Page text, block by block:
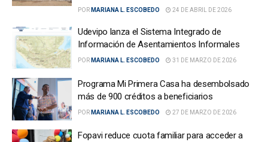
POR MARIANA L. ESCOBEDO 24 DE ABRIL DE 2026
Udevipo lanza el Sistema Integrado de
Información de Asentamientos Informales
POR MARIANA L. ESCOBEDO 31 DE MARZO DE 2026
Programa Mi Primera Casa ha desembolsado
más de 900 créditos a beneficiarios
POR MARIANA L. ESCOBEDO 27 DE MARZO DE 2026
Fopavi reduce cuota familiar para acceder a